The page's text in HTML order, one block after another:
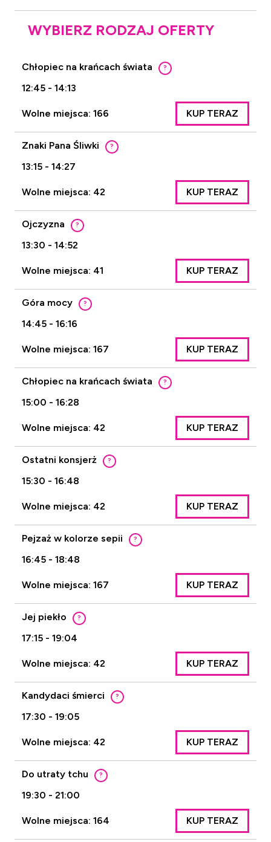
WYBIERZ RODZAJ OFERTY
Chłopiec na krańcach świata ?
12:45 - 14:13
Wolne miejsca: 166 KUP TERAZ
Znaki Pana Śliwki ?
13:15 - 14:27
Wolne miejsca: 42 KUP TERAZ
Ojczyzna ?
13:30 - 14:52
Wolne miejsca: 41 KUP TERAZ
Góra mocy ?
14:45 - 16:16
Wolne miejsca: 167 KUP TERAZ
Chłopiec na krańcach świata ?
15:00 - 16:28
Wolne miejsca: 42 KUP TERAZ
Ostatni konsjerż ?
15:30 - 16:48
Wolne miejsca: 42 KUP TERAZ
Pejzaż w kolorze sepii ?
16:45 - 18:48
Wolne miejsca: 167 KUP TERAZ
Jej piekło ?
17:15 - 19:04
Wolne miejsca: 42 KUP TERAZ
Kandydaci śmierci ?
17:30 - 19:05
Wolne miejsca: 42 KUP TERAZ
Do utraty tchu ?
19:30 - 21:00
Wolne miejsca: 164 KUP TERAZ